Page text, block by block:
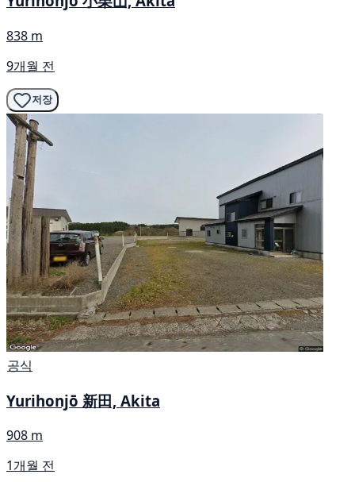
838 m
9개월 전
저장
공식
Yurihonjō 新田, Akita
908 m
1개월 전